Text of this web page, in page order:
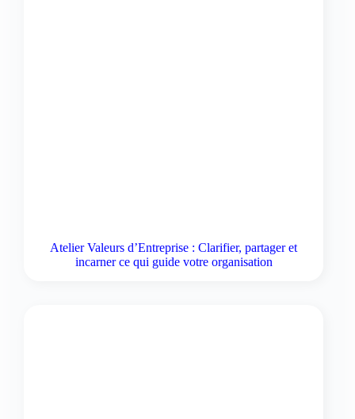
Atelier Valeurs d’Entreprise : Clarifier, partager et
incarner ce qui guide votre organisation